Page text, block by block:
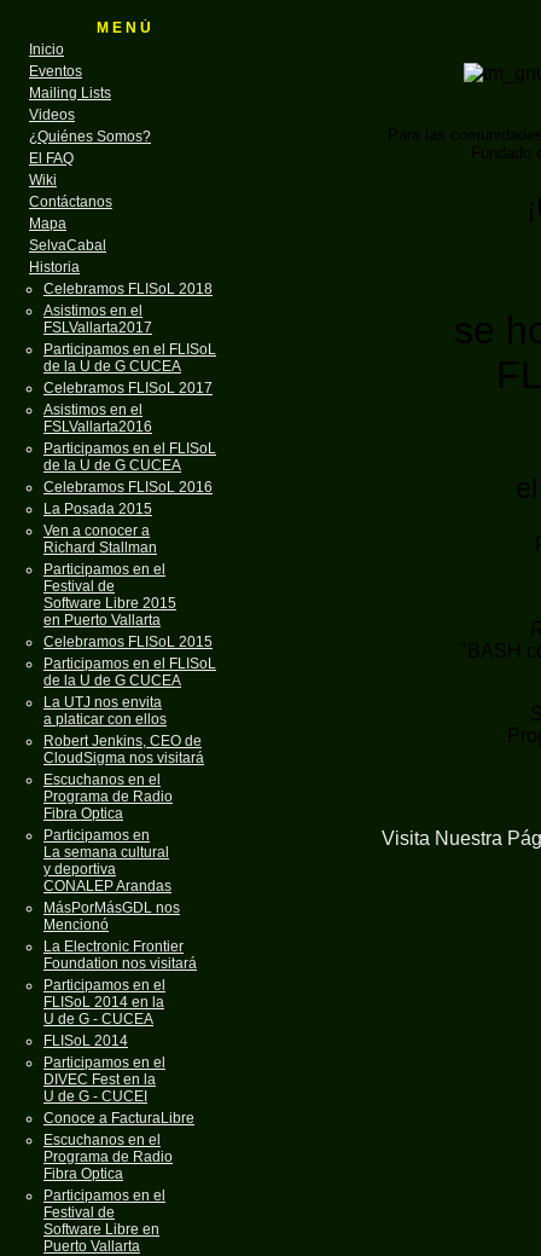
M E N Ú
Inicio
Eventos
Mailing Lists
Videos
¿Quiénes Somos?
El FAQ
Wiki
Contáctanos
Mapa
SelvaCabal
Historia
Celebramos FLISoL 2018
Asistimos en el
FSLVallarta2017
Participamos en el FLISoL
de la U de G CUCEA
Celebramos FLISoL 2017
Asistimos en el
FSLVallarta2016
Participamos en el FLISoL
de la U de G CUCEA
Celebramos FLISoL 2016
La Posada 2015
Ven a conocer a
Richard Stallman
Participamos en el
Festival de
Software Libre 2015
en Puerto Vallarta
Celebramos FLISoL 2015
Participamos en el FLISoL
de la U de G CUCEA
La UTJ nos envita
a platicar con ellos
Robert Jenkins, CEO de
CloudSigma nos visitará
Escuchanos en el
Programa de Radio
Fibra Optica
Participamos en
La semana cultural
y deportiva
CONALEP Arandas
MásPorMásGDL nos
Mencionó
La Electronic Frontier
Foundation nos visitará
Participamos en el
FLISoL 2014 en la
U de G - CUCEA
FLISoL 2014
Participamos en el
DIVEC Fest en la
U de G - CUCEI
Conoce a FacturaLibre
Escuchanos en el
Programa de Radio
Fibra Optica
Participamos en el
Festival de
Software Libre en
Puerto Vallarta
Para las
Fundado
se
"BASH
Visita Nuestra